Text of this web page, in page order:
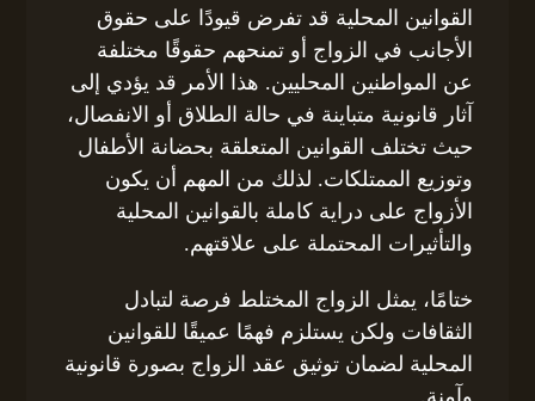
القوانين المحلية قد تفرض قيودًا على حقوق
الأجانب في الزواج أو تمنحهم حقوقًا مختلفة
عن المواطنين المحليين. هذا الأمر قد يؤدي إلى
آثار قانونية متباينة في حالة الطلاق أو الانفصال،
حيث تختلف القوانين المتعلقة بحضانة الأطفال
وتوزيع الممتلكات. لذلك من المهم أن يكون
الأزواج على دراية كاملة بالقوانين المحلية
والتأثيرات المحتملة على علاقتهم.
ختامًا، يمثل الزواج المختلط فرصة لتبادل
الثقافات ولكن يستلزم فهمًا عميقًا للقوانين
المحلية لضمان توثيق عقد الزواج بصورة قانونية